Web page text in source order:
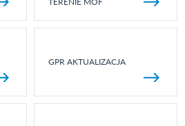
GPR AKTUALIZACJA